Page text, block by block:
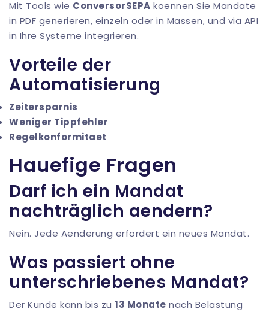
Mit Tools wie ConversorSEPA koennen Sie Mandate
in PDF generieren, einzeln oder in Massen, und via API
in Ihre Systeme integrieren.
Vorteile der
Automatisierung
Zeitersparnis
Weniger Tippfehler
Regelkonformitaet
Hauefige Fragen
Darf ich ein Mandat
nachträglich aendern?
Nein. Jede Aenderung erfordert ein neues Mandat.
Was passiert ohne
unterschriebenes Mandat?
Der Kunde kann bis zu 13 Monate nach Belastung